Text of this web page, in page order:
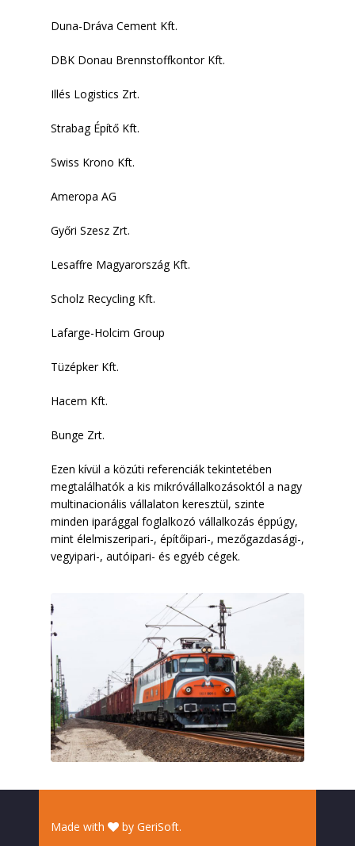
Duna-Dráva Cement Kft.
DBK Donau Brennstoffkontor Kft.
Illés Logistics Zrt.
Strabag Építő Kft.
Swiss Krono Kft.
Ameropa AG
Győri Szesz Zrt.
Lesaffre Magyarország Kft.
Scholz Recycling Kft.
Lafarge-Holcim Group
Tüzépker Kft.
Hacem Kft.
Bunge Zrt.
Ezen kívül a közúti referenciák tekintetében
megtalálhatók a kis mikróvállalkozásoktól a nagy
multinacionális vállalaton keresztül, szinte
minden iparággal foglalkozó vállalkozás éppúgy,
mint élelmiszeripari-, építőipari-, mezőgazdasági-,
vegyipari-, autóipari- és egyéb cégek.
Made with by GeriSoft.